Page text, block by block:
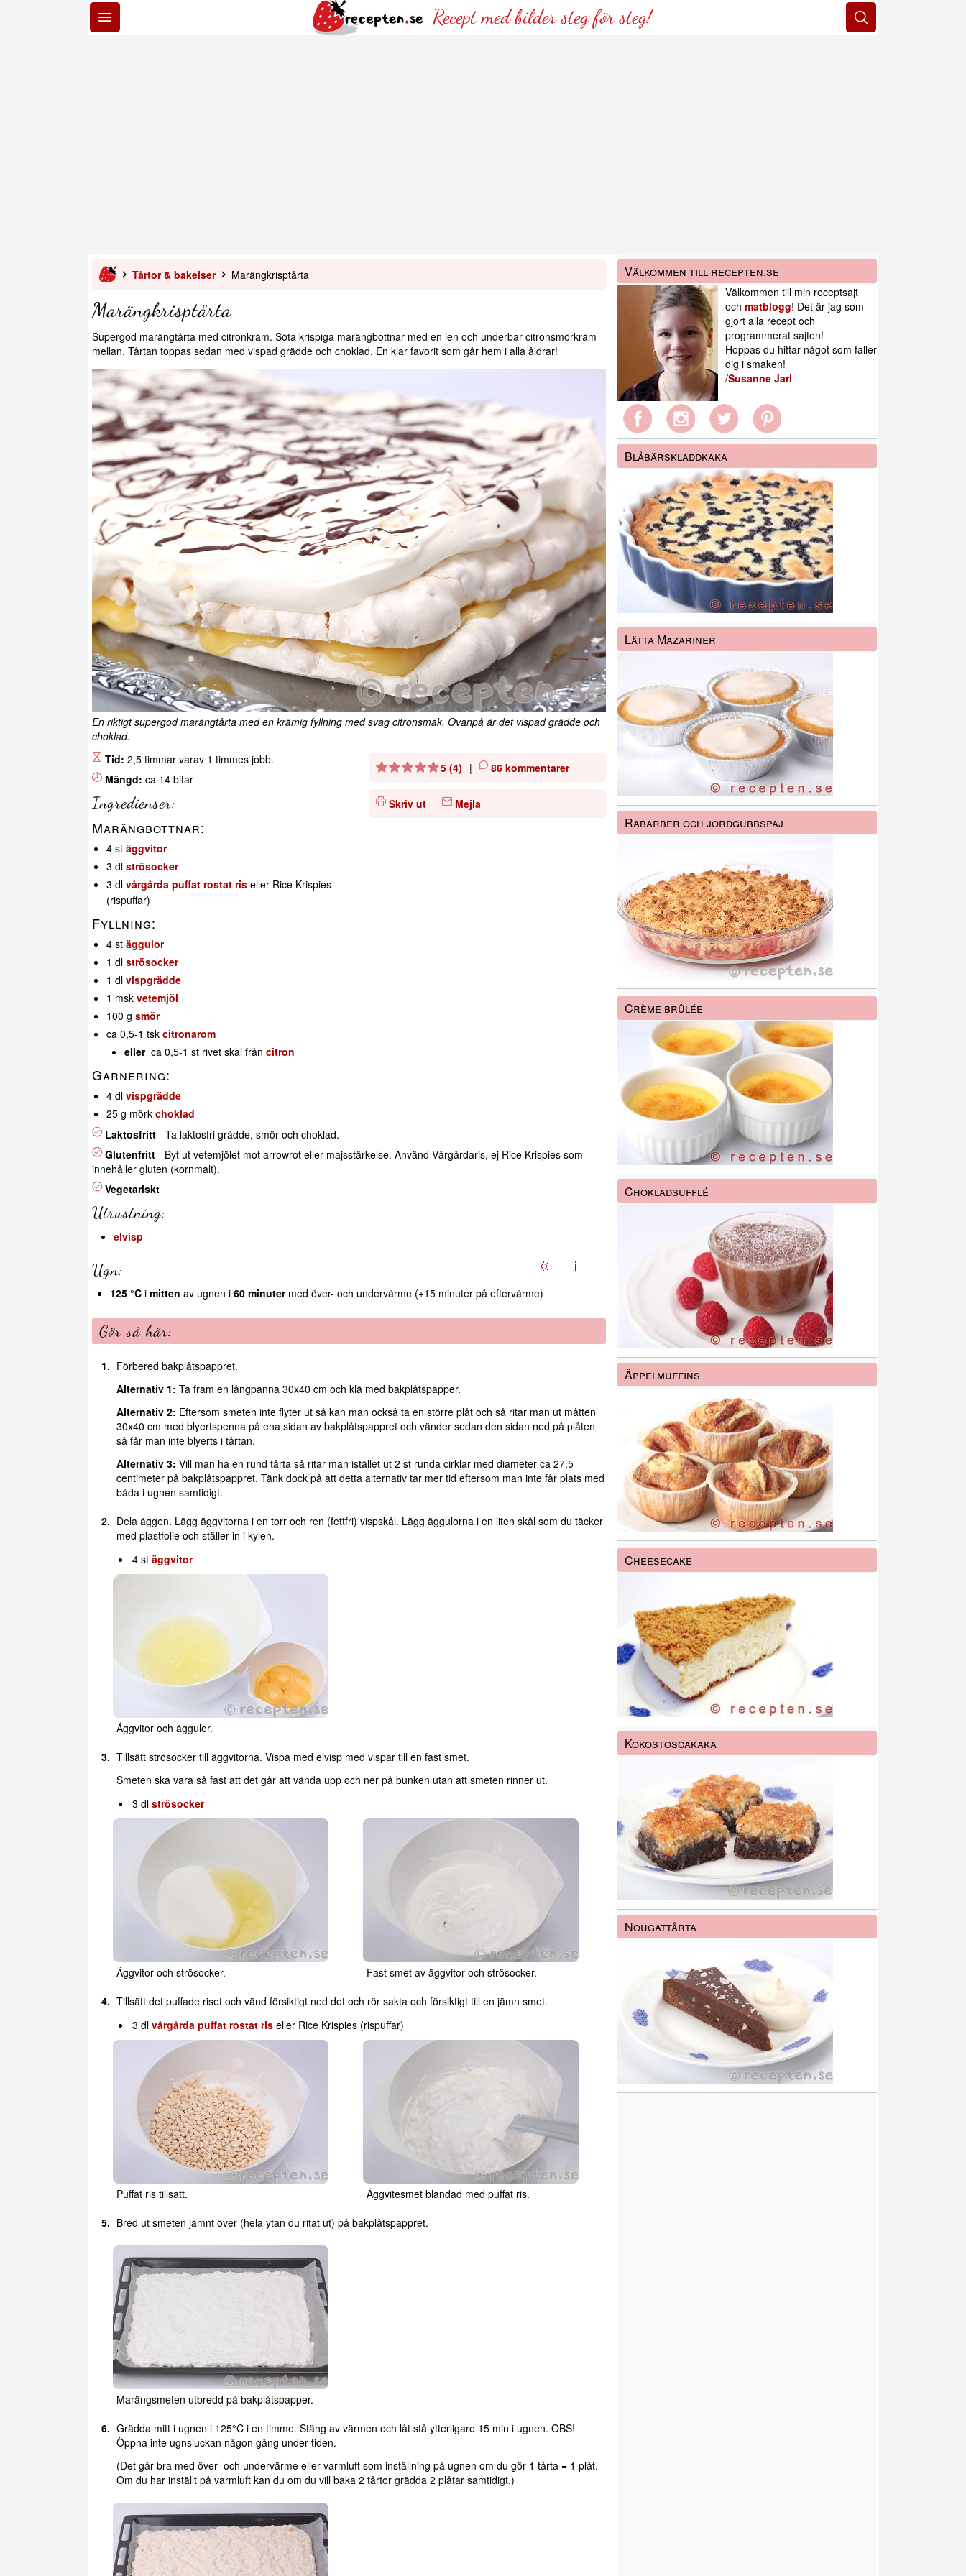
Recept med bilder steg för steg!
Tårtor & bakelser Marängkrisptårta
Marängkrisptårta
Supergod marängtårta med citronkräm. Söta krispiga marängbottnar med en len och underbar citronsmörkräm
mellan. Tårtan toppas sedan med vispad grädde och choklad. En klar favorit som går hem i alla åldrar!
En riktigt supergod marängtårta med en krämig fyllning med svag citronsmak. Ovanpå är det vispad grädde och
choklad.
5 (4) | 86 kommentarer
Skriv ut Mejla
Tid: 2,5 timmar varav 1 timmes jobb.
Mängd: ca 14 bitar
Ingredienser:
Marängbottnar:
4 st äggvitor
3 dl strösocker
3 dl vårgårda puffat rostat ris eller Rice Krispies
(rispuffar)
Fyllning:
4 st äggulor
1 dl strösocker
1 dl vispgrädde
1 msk vetemjöl
100 g smör
ca 0,5-1 tsk citronarom
ellerca 0,5-1 st rivet skal från citron
Garnering:
4 dl vispgrädde
25 g mörk choklad
Laktosfritt - Ta laktosfri grädde, smör och choklad.
Glutenfritt - Byt ut vetemjölet mot arrowrot eller majsstärkelse. Använd Vårgårdaris, ej Rice Krispies som
innehåller gluten (kornmalt).
Vegetariskt
Utrustning:
elvisp
Ugn:
125 °C i mitten av ugnen i 60 minutermed över- och undervärme (+15 minuter på eftervärme)
Gör så här:
Förbered bakplåtspappret.
Alternativ 1: Ta fram en långpanna 30x40 cm och klä med bakplåtspapper.
Alternativ 2: Eftersom smeten inte flyter ut så kan man också ta en större plåt och så ritar man ut måtten
30x40 cm med blyertspenna på ena sidan av bakplåtspappret och vänder sedan den sidan ned på plåten
så får man inte blyerts i tårtan.
Alternativ 3: Vill man ha en rund tårta så ritar man istället ut 2 st runda cirklar med diameter ca 27,5
centimeter på bakplåtspappret. Tänk dock på att detta alternativ tar mer tid eftersom man inte får plats med
båda i ugnen samtidigt.
Dela äggen. Lägg äggvitorna i en torr och ren (fettfri) vispskål. Lägg äggulorna i en liten skål som du täcker
med plastfolie och ställer in i kylen.
4 stäggvitor
Äggvitor och äggulor.
Tillsätt strösocker till äggvitorna. Vispa med elvisp med vispar till en fast smet.
Smeten ska vara så fast att det går att vända upp och ner på bunken utan att smeten rinner ut.
3 dlströsocker
Äggvitor och strösocker.
Fast smet av äggvitor och strösocker.
Tillsätt det puffade riset och vänd försiktigt ned det och rör sakta och försiktigt till en jämn smet.
3 dlvårgårda puffat rostat ris eller Rice Krispies (rispuffar)
Puffat ris tillsatt.
Äggvitesmet blandad med puffat ris.
Bred ut smeten jämnt över (hela ytan du ritat ut) på bakplåtspappret.
Marängsmeten utbredd på bakplåtspapper.
Grädda mitt i ugnen i 125°C i en timme. Stäng av värmen och låt stå ytterligare 15 min i ugnen. OBS!
Öppna inte ugnsluckan någon gång under tiden.
(Det går bra med över- och undervärme eller varmluft som inställning på ugnen om du gör 1 tårta = 1 plåt.
Om du har inställt på varmluft kan du om du vill baka 2 tårtor grädda 2 plåtar samtidigt.)
Välkommen till recepten.se
Välkommen till min receptsajt
och matblogg! Det är jag som
gjort alla recept och
programmerat sajten!
Hoppas du hittar något som faller
dig i smaken!
/Susanne Jarl
Blåbärskladdkaka
Lätta Mazariner
Rabarber och jordgubbspaj
Crème brûlée
Chokladsufflé
Äppelmuffins
Cheesecake
Kokostoscakaka
Nougattårta